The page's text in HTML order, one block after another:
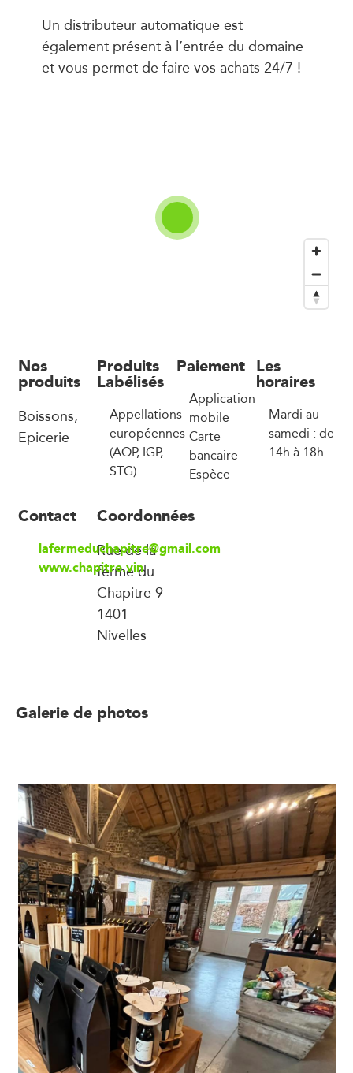
Un distributeur automatique est
également présent à l’entrée du domaine
et vous permet de faire vos achats 24/7 !
Nos
produits
Boissons,
Epicerie
Produits
Labélisés
Appellations
européennes
(AOP, IGP,
STG)
Paiement
Application
mobile
Carte
bancaire
Espèce
Les
horaires
Mardi au
samedi : de
14h à 18h
Contact
lafermeduchapitre@gmail.com
www.chapitre.vin
Coordonnées
Rue de la
ferme du
Chapitre 9
1401
Nivelles
Galerie de photos